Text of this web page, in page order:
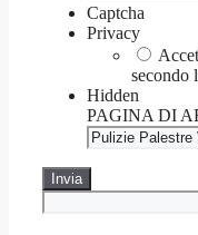
Captcha
Privacy
secondo
Hidden
PAGINA DI